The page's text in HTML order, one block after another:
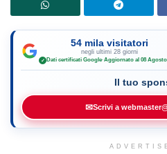
54 mila visitatori
negli ultimi 28 giorni
✓ Dati certificati Google·Aggiornato al 08 Agosto
Il tuo
✉Scrivi a